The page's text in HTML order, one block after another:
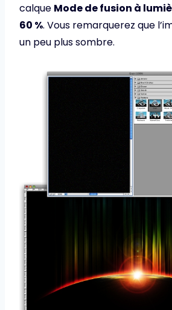
calque Mode de fusion à
60 %. Vous remarquerez que
un peu plus sombre.